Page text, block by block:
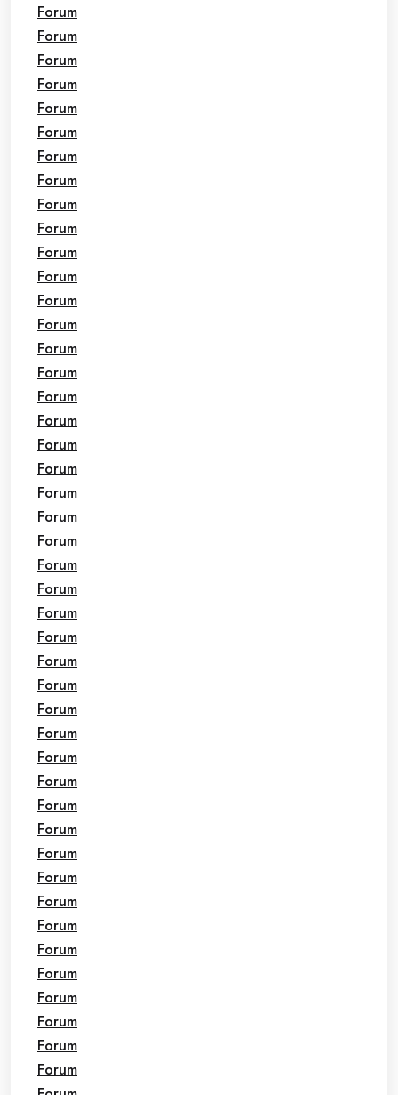
Forum
Forum
Forum
Forum
Forum
Forum
Forum
Forum
Forum
Forum
Forum
Forum
Forum
Forum
Forum
Forum
Forum
Forum
Forum
Forum
Forum
Forum
Forum
Forum
Forum
Forum
Forum
Forum
Forum
Forum
Forum
Forum
Forum
Forum
Forum
Forum
Forum
Forum
Forum
Forum
Forum
Forum
Forum
Forum
Forum